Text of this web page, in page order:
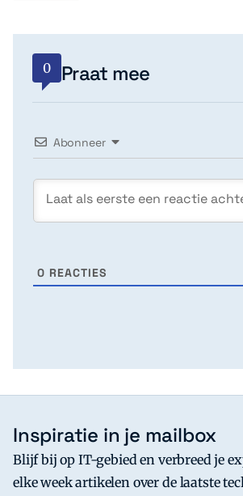
0 Praat mee
Abonneer
0 REACTIES
Inspiratie in je mailbox
Blijf bij op IT-gebied en verbreed je
elke week artikelen over de laatste